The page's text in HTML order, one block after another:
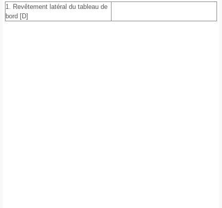
1. Revêtement latéral du tableau de
bord [D]